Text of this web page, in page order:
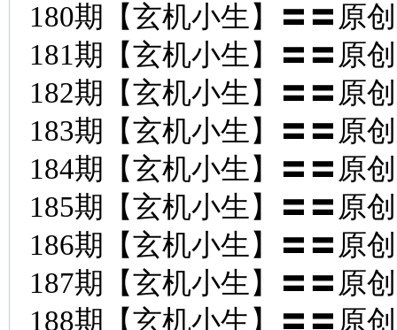
180期【玄机小生】〓〓原
181期【玄机小生】〓〓原
182期【玄机小生】〓〓原
183期【玄机小生】〓〓原
184期【玄机小生】〓〓原
185期【玄机小生】〓〓原
186期【玄机小生】〓〓原
187期【玄机小生】〓〓原
188期【玄机小生】〓〓原